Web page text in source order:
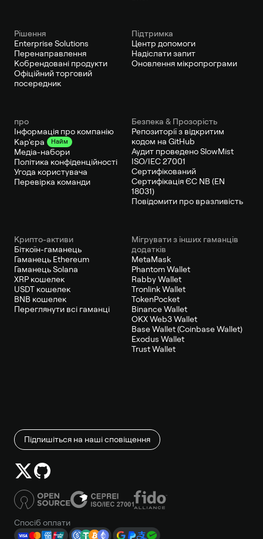
Рішення
Enterprise Solutions
Перенаправлення
Кобрендовані продукти
Офіційний торговий
посередник
Підтримка
Центр допомоги
Надіслати запит
Оновлення мікропрограми
про
Інформація про компанію
Кар'єра
Найм
Медіа-набори
Політика конфіденційності
Угода користувача
Перевірка команди
Безпека & Прозорість
Репозиторії з відкритим
кодом на GitHub
Аудит проведено SlowMist
ISO/IEC 27001
Сертифікований
Сертифікація ЄС NB (EN
18031)
Повідомити про вразливість
Крипто-активи
Біткоїн-гаманець
Гаманець Ethereum
Гаманець Solana
XRP кошелек
USDT кошелек
BNB кошелек
Переглянути всі гаманці
Мігрувати з інших гаманців
додатків
MetaMask
Phantom Wallet
Rabby Wallet
Tronlink Wallet
TokenPocket
Binance Wallet
OKX Web3 Wallet
Base Wallet (Coinbase Wallet)
Exodus Wallet
Trust Wallet
Підпишіться на наші сповіщення
Спосіб оплати